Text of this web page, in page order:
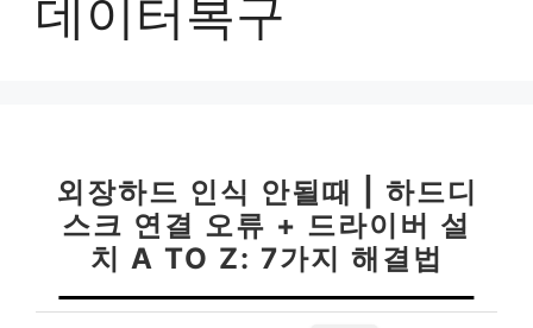
데이터복구
외장하드 인식 안될때 | 하드디
스크 연결 오류 + 드라이버 설
치 A TO Z: 7가지 해결법